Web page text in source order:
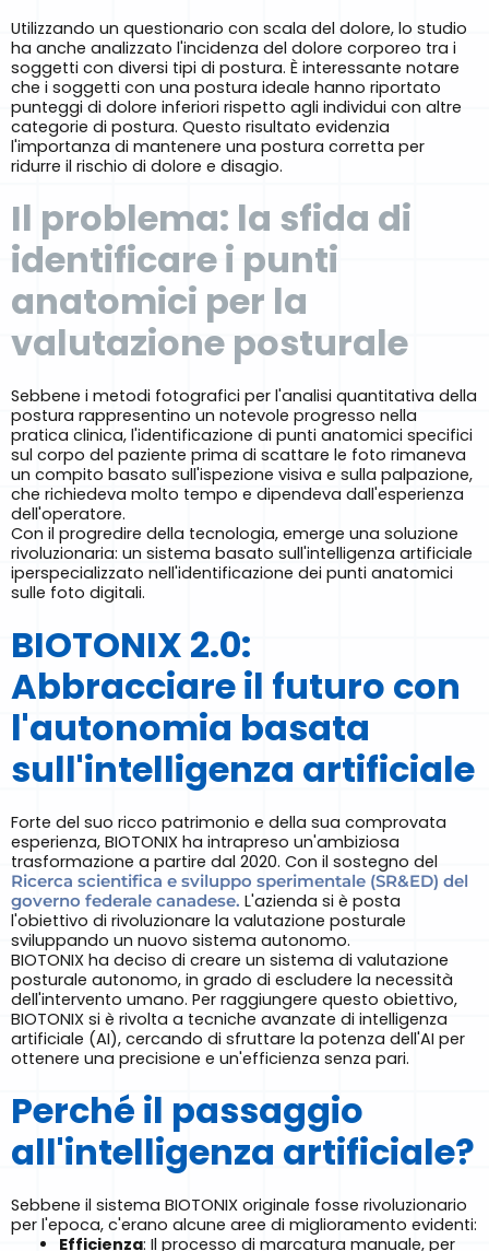
Utilizzando un questionario con scala del dolore, lo studio
ha anche analizzato l'incidenza del dolore corporeo tra i
soggetti con diversi tipi di postura. È interessante notare
che i soggetti con una postura ideale hanno riportato
punteggi di dolore inferiori rispetto agli individui con altre
categorie di postura. Questo risultato evidenzia
l'importanza di mantenere una postura corretta per
ridurre il rischio di dolore e disagio.
Il problema: la sfida di
identificare i punti
anatomici per la
valutazione posturale
Sebbene i metodi fotografici per l'analisi quantitativa della
postura rappresentino un notevole progresso nella
pratica clinica, l'identificazione di punti anatomici specifici
sul corpo del paziente prima di scattare le foto rimaneva
un compito basato sull'ispezione visiva e sulla palpazione,
che richiedeva molto tempo e dipendeva dall'esperienza
dell'operatore.
Con il progredire della tecnologia, emerge una soluzione
rivoluzionaria: un sistema basato sull'intelligenza artificiale
iperspecializzato nell'identificazione dei punti anatomici
sulle foto digitali.
BIOTONIX 2.0:
Abbracciare il futuro con
l'autonomia basata
sull'intelligenza artificiale
Forte del suo ricco patrimonio e della sua comprovata
esperienza, BIOTONIX ha intrapreso un'ambiziosa
trasformazione a partire dal 2020. Con il sostegno del
Ricerca scientifica e sviluppo sperimentale (SR&ED) del
governo federale canadese. L'azienda si è posta
l'obiettivo di rivoluzionare la valutazione posturale
sviluppando un nuovo sistema autonomo.
BIOTONIX ha deciso di creare un sistema di valutazione
posturale autonomo, in grado di escludere la necessità
dell'intervento umano. Per raggiungere questo obiettivo,
BIOTONIX si è rivolta a tecniche avanzate di intelligenza
artificiale (AI), cercando di sfruttare la potenza dell'AI per
ottenere una precisione e un'efficienza senza pari.
Perché il passaggio
all'intelligenza artificiale?
Sebbene il sistema BIOTONIX originale fosse rivoluzionario
per l'epoca, c'erano alcune aree di miglioramento evidenti:
Efficienza: Il processo di marcatura manuale, per